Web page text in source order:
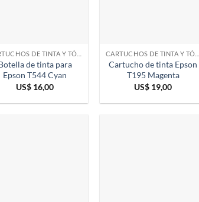
de tinta para
Epson T544 Cyan
US$ 16,00
Cartucho de tinta Epson
T195 Magenta
US$ 19,00